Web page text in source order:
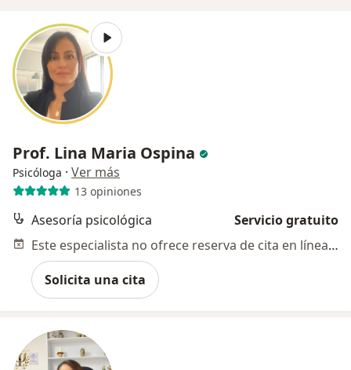
Prof. Lina Maria Ospina
Psicóloga · Ver más
13 opiniones
Asesoría psicológica
Servicio gratuito
Este especialista no ofrece reserva de cita en línea en esta dirección.
Solicita una cita